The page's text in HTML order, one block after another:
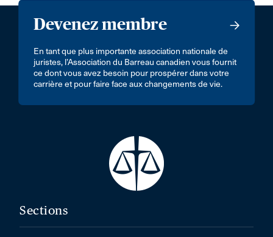
Devenez membre
En tant que plus importante association nationale de
juristes, l’Association du Barreau canadien vous fournit
ce dont vous avez besoin pour prospérer dans votre
carrière et pour faire face aux changements de vie.
Sections